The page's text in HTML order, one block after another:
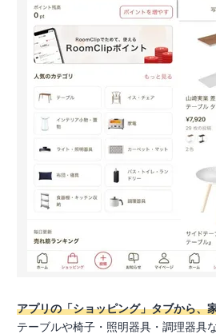
アプリの「ショッピング」タブから、
テーブルや椅子・照明器具・調理器具